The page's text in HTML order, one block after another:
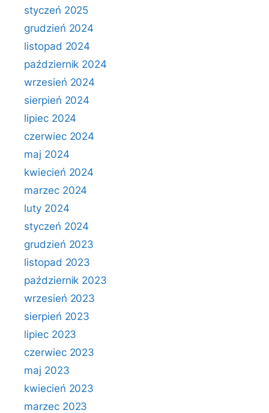
styczeń 2025
grudzień 2024
listopad 2024
październik 2024
wrzesień 2024
sierpień 2024
lipiec 2024
czerwiec 2024
maj 2024
kwiecień 2024
marzec 2024
luty 2024
styczeń 2024
grudzień 2023
listopad 2023
październik 2023
wrzesień 2023
sierpień 2023
lipiec 2023
czerwiec 2023
maj 2023
kwiecień 2023
marzec 2023